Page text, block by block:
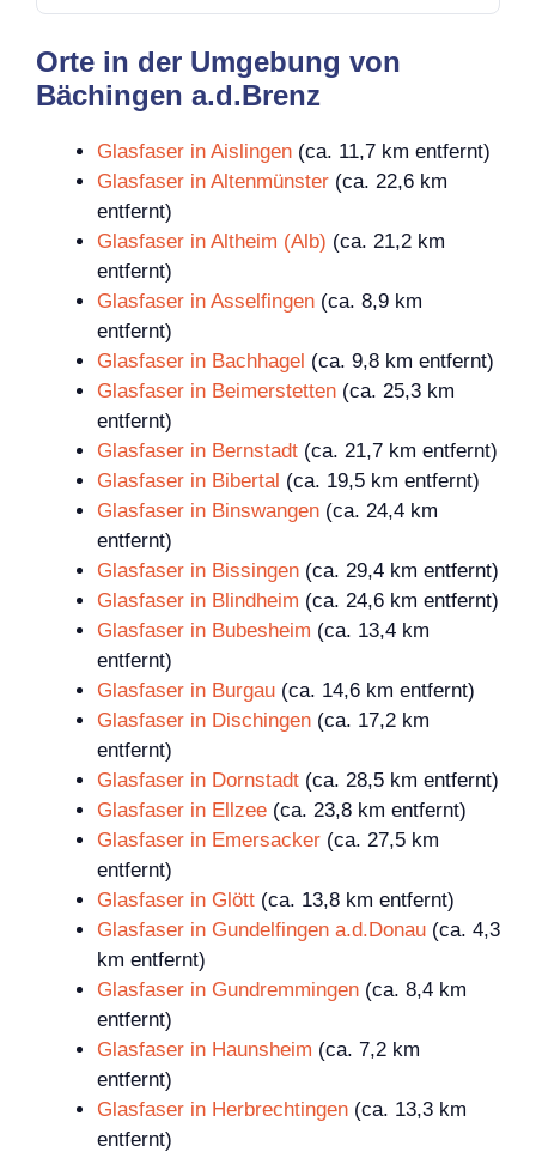
Orte in der Umgebung von
Bächingen a.d.Brenz
Glasfaser in Aislingen (ca. 11,7 km entfernt)
Glasfaser in Altenmünster (ca. 22,6 km
entfernt)
Glasfaser in Altheim (Alb) (ca. 21,2 km
entfernt)
Glasfaser in Asselfingen (ca. 8,9 km
entfernt)
Glasfaser in Bachhagel (ca. 9,8 km entfernt)
Glasfaser in Beimerstetten (ca. 25,3 km
entfernt)
Glasfaser in Bernstadt (ca. 21,7 km entfernt)
Glasfaser in Bibertal (ca. 19,5 km entfernt)
Glasfaser in Binswangen (ca. 24,4 km
entfernt)
Glasfaser in Bissingen (ca. 29,4 km entfernt)
Glasfaser in Blindheim (ca. 24,6 km entfernt)
Glasfaser in Bubesheim (ca. 13,4 km
entfernt)
Glasfaser in Burgau (ca. 14,6 km entfernt)
Glasfaser in Dischingen (ca. 17,2 km
entfernt)
Glasfaser in Dornstadt (ca. 28,5 km entfernt)
Glasfaser in Ellzee (ca. 23,8 km entfernt)
Glasfaser in Emersacker (ca. 27,5 km
entfernt)
Glasfaser in Glött (ca. 13,8 km entfernt)
Glasfaser in Gundelfingen a.d.Donau (ca. 4,3
km entfernt)
Glasfaser in Gundremmingen (ca. 8,4 km
entfernt)
Glasfaser in Haunsheim (ca. 7,2 km
entfernt)
Glasfaser in Herbrechtingen (ca. 13,3 km
entfernt)